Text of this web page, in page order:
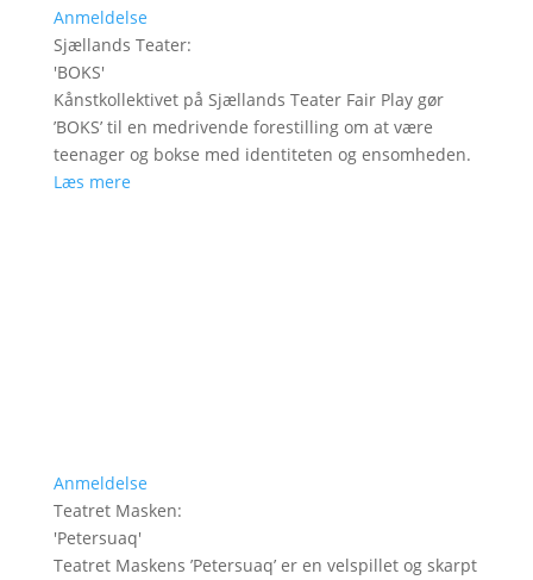
Anmeldelse
Sjællands Teater:
'BOKS'
Kånstkollektivet på Sjællands Teater Fair Play gør
’BOKS’ til en medrivende forestilling om at være
teenager og bokse med identiteten og ensomheden.
Læs mere
Anmeldelse
Teatret Masken:
'Petersuaq'
Teatret Maskens ’Petersuaq’ er en velspillet og skarpt